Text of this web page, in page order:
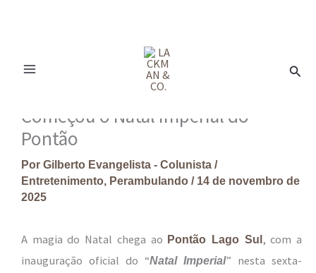
Começou o Natal Imperial do
Pontão
Por Gilberto Evangelista - Colunista /
Entretenimento, Perambulando / 14 de novembro de
2025
A magia do Natal chega ao Pontão Lago Sul, com a
inauguração oficial do “Natal Imperial” nesta sexta-